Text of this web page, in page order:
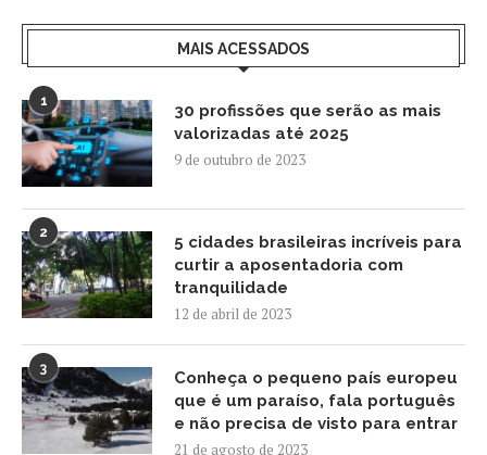
MAIS ACESSADOS
1
30 profissões que serão as mais
valorizadas até 2025
9 de outubro de 2023
2
5 cidades brasileiras incríveis para
curtir a aposentadoria com
tranquilidade
12 de abril de 2023
3
Conheça o pequeno país europeu
que é um paraíso, fala português
e não precisa de visto para entrar
21 de agosto de 2023